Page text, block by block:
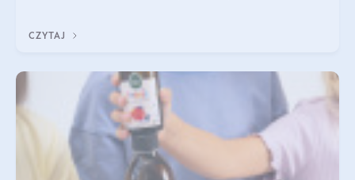
suplementować jesienią i zimą?
CZYTAJ